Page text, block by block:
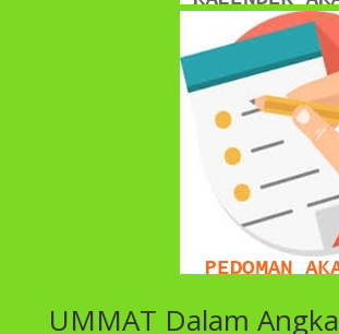
UMMAT Dalam Angka